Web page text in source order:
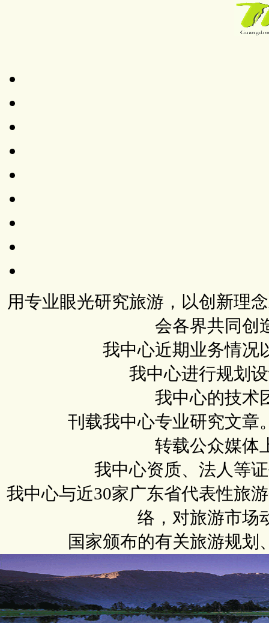
用专业眼光研究旅游，以创新理
会各界共同创
我中心近期业务情况
我中心进行规划
我中心的技术
刊载我中心专业研究文章
转载公众媒体
我中心资质、法人等
我中心与近30家广东省代表性旅
络，对旅游市场
国家颁布的有关旅游规划